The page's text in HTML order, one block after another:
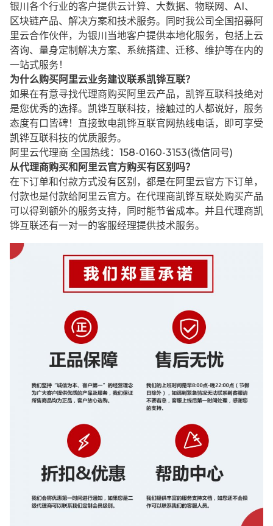
银川各个行业的客户提供云计算、大数据、物联网、AI、
区块链产品、解决方案和技术服务。同时我公司全国招募阿
里云合作伙伴，为银川当地客户提供本地化服务，包括上云
咨询、量身定制解决方案、系统搭建、迁移、维护等在内的
一站式服务！
为什么购买阿里云业务建议联系凯铧互联？
如果在有意寻找代理商购买阿里云产品，凯铧互联科技绝对
是您优秀的选择。凯铧互联科技，接触过的人都说好，服务
态度有口皆碑！直接致电凯铧互联官网热线电话，即可享受
凯铧互联科技的优质服务。
阿里云代理商 全国热线：158-0160-3153(微信同号)
从代理商购买和阿里云官方购买有区别吗？
在下订单和付款方式没有区别，都是在阿里云官方下订单，
付款也是付款给阿里云官方。在代理商凯铧互联处购买产品
可以得到额外的服务支持，同时能节省成本。并且代理商凯
铧互联还有一对一的客服经理提供技术服务。